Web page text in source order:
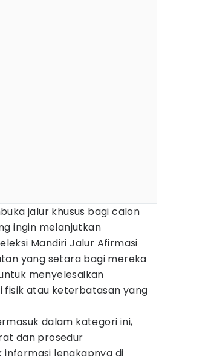
jalur khusus bagi calon
ingin melanjutkan
Mandiri Jalur Afirmasi
yang setara bagi mereka
menyelesaikan
fisik atau keterbatasan yang
dalam kategori ini,
dan prosedur